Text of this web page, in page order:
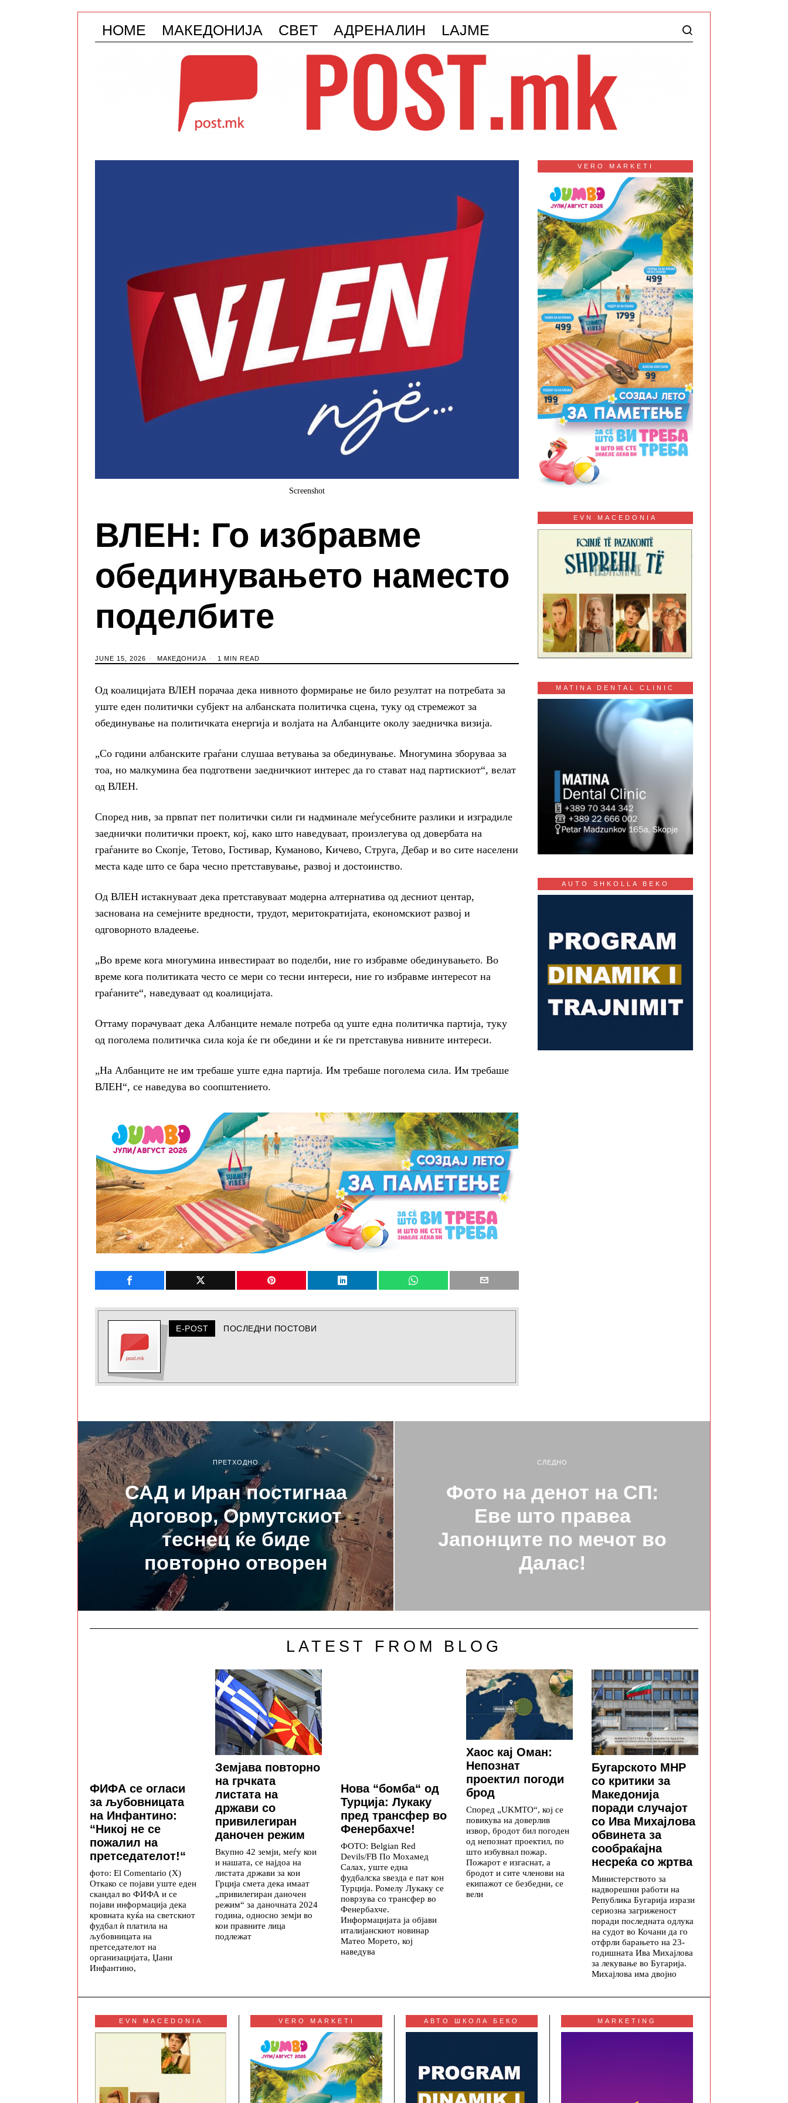
HOME МАКЕДОНИЈА СВЕТ АДРЕНАЛИН LAJME
Screenshot
ВЛЕН: Го избравме
обединувањето наместо
поделбите
JUNE 15, 2026 МАКЕДОНИЈА 1 MIN READ
Од коалицијата ВЛЕН порачаа дека нивното формирање не било резултат на потребата за
уште еден политички субјект на албанската политичка сцена, туку од стремежот за
обединување на политичката енергија и волјата на Албанците околу заедничка визија.
„Со години албанските граѓани слушаа ветувања за обединување. Многумина зборуваа за
тоа, но малкумина беа подготвени заедничкиот интерес да го стават над партискиот“, велат
од ВЛЕН.
Според нив, за првпат пет политички сили ги надминале меѓусебните разлики и изградиле
заеднички политички проект, кој, како што наведуваат, произлегува од довербата на
граѓаните во Скопје, Тетово, Гостивар, Куманово, Кичево, Струга, Дебар и во сите населени
места каде што се бара чесно претставување, развој и достоинство.
Од ВЛЕН истакнуваат дека претставуваат модерна алтернатива од десниот центар,
заснована на семејните вредности, трудот, меритократијата, економскиот развој и
одговорното владеење.
„Во време кога многумина инвестираат во поделби, ние го избравме обединувањето. Во
време кога политиката често се мери со тесни интереси, ние го избравме интересот на
граѓаните“, наведуваат од коалицијата.
Оттаму порачуваат дека Албанците немале потреба од уште една политичка партија, туку
од поголема политичка сила која ќе ги обедини и ќе ги претставува нивните интереси.
„На Албанците не им требаше уште една партија. Им требаше поголема сила. Им требаше
ВЛЕН“, се наведува во соопштението.
E-POST ПОСЛЕДНИ ПОСТОВИ
VERO MARKETI
EVN MACEDONIA
MATINA DENTAL CLINIC
AUTO SHKOLLA BEKO
ПРЕТХОДНО
САД и Иран постигнаа
договор, Ормутскиот
теснец ќе биде
повторно отворен
СЛЕДНО
Фото на денот на СП:
Еве што правеа
Јапонците по мечот во
Далас!
LATEST FROM BLOG
ФИФА се огласи
за љубовницата
на Инфантино:
“Никој не се
пожалил на
претседателот!“
фото: El Comentario (X)
Откако се појави уште еден
скандал во ФИФА и се
појави информација дека
кровната куќа на светскиот
фудбал ѝ платила на
љубовницата на
претседателот на
организацијата, Џани
Инфантино,
Земјава повторно
на грчката
листата на
држави со
привилегиран
даночен режим
Вкупно 42 земји, меѓу кои
и нашата, се најдоа на
листата држави за кои
Грција смета дека имаат
„привилегиран даночен
режим“ за даночната 2024
година, односно земји во
кои правните лица
подлежат
Нова “бомба“ од
Турција: Лукаку
пред трансфер во
Фенербахче!
ФОТО: Belgian Red
Devils/FB По Мохамед
Салах, уште една
фудбалска ѕвезда е пат кон
Турција. Ромелу Лукаку се
поврзува со трансфер во
Фенербахче.
Информацијата ја објави
италијанскиот новинар
Матео Морето, кој
наведува
Хаос кај Оман:
Непознат
проектил погоди
брод
Според „UKMTO“, кој се
повикува на доверлив
извор, бродот бил погоден
од непознат проектил, по
што избувнал пожар.
Пожарот е изгаснат, а
бродот и сите членови на
екипажот се безбедни, се
вели
Бугарското МНР
со критики за
Македонија
поради случајот
со Ива Михајлова
обвинета за
сообраќајна
несреќа со жртва
Министерството за
надворешни работи на
Република Бугарија изрази
сериозна загриженост
поради последната одлука
на судот во Кочани да го
отфрли барањето на 23-
годишната Ива Михајлова
за лекување во Бугарија.
Михајлова има двојно
EVN MACEDONIA VERO MARKETI АВТО ШКОЛА БЕКО MARKETING